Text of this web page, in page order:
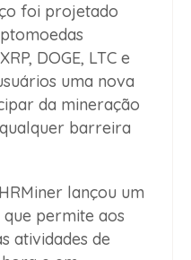
foi projetado
DOGE, LTC e
uma nova
da mineração
barreira
lançou um
permite aos
atividades de